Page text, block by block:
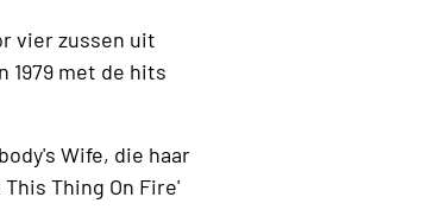
vier zussen uit
1979 met de hits
Wife, die haar
Thing On Fire'